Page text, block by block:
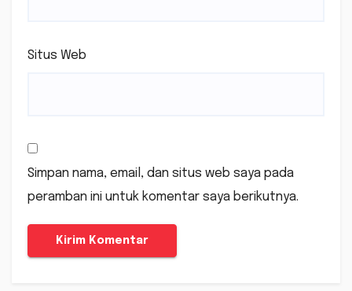
Situs Web
Simpan nama, email, dan situs web saya pada
peramban ini untuk komentar saya berikutnya.